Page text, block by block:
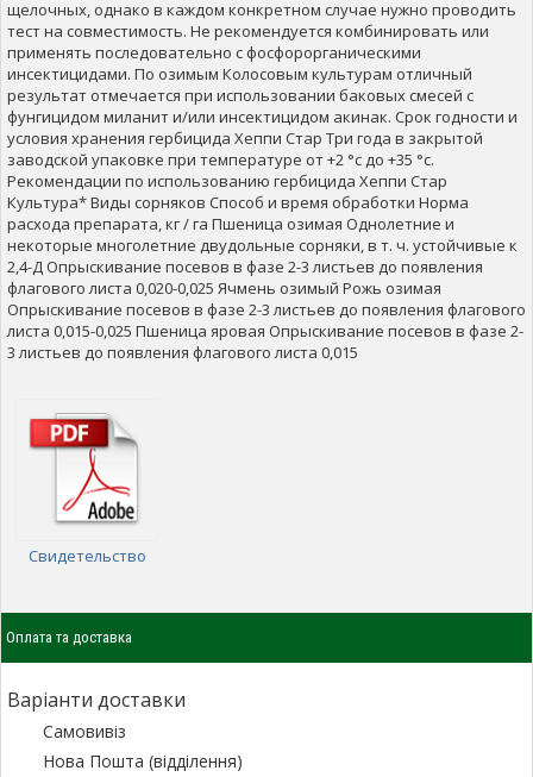
щелочных, однако в каждом конкретном случае нужно проводить
тест на совместимость. Не рекомендуется комбинировать или
применять последовательно с фосфорорганическими
инсектицидами. По озимым Колосовым культурам отличный
результат отмечается при использовании баковых смесей с
фунгицидом миланит и/или инсектицидом акинак. Срок годности и
условия хранения гербицида Хеппи Стар Три года в закрытой
заводской упаковке при температуре от +2 °с до +35 °с.
Рекомендации по использованию гербицида Хеппи Стар
Культура* Виды сорняков Способ и время обработки Норма
расхода препарата, кг / га Пшеница озимая Однолетние и
некоторые многолетние двудольные сорняки, в т. ч. устойчивые к
2,4-Д Опрыскивание посевов в фазе 2-3 листьев до появления
флагового листа 0,020-0,025 Ячмень озимый Рожь озимая
Опрыскивание посевов в фазе 2-3 листьев до появления флагового
листа 0,015-0,025 Пшеница яровая Опрыскивание посевов в фазе 2-
3 листьев до появления флагового листа 0,015
Свидетельство
Оплата та доставка
Варіанти доставки
Самовивіз
Нова Пошта (відділення)